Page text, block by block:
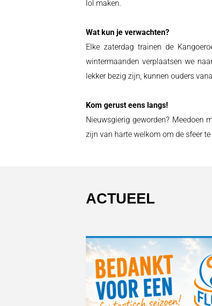
lol maken.
Wat kun je verwachten?
Elke zaterdag trainen de
wintermaanden verplaatsen we
lekker bezig zijn, kunnen ouders
Kom gerust eens langs!
Nieuwsgierig geworden? Meedoen
zijn van harte welkom om de sfeer
ACTUEEL